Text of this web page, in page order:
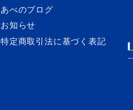
あべのブログ
お知らせ
特定商取引法に基づく表記